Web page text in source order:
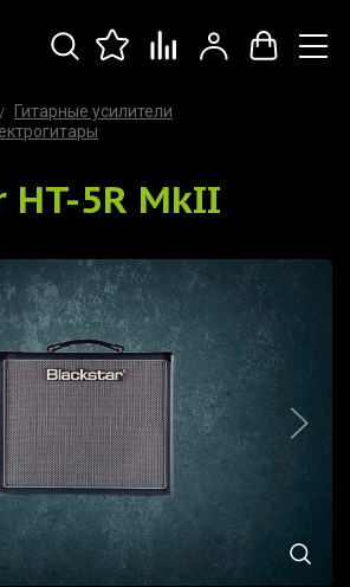
Гитарные усилители
HT-5R MkII